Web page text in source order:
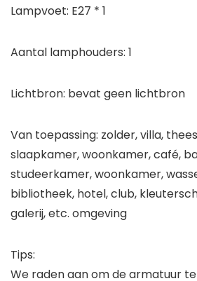
Lampvoet: E27 * 1
Aantal lamphouders: 1
Lichtbron: bevat geen lichtbron
Van toepassing: zolder, villa,
slaapkamer, woonkamer, café,
studeerkamer, woonkamer,
bibliotheek, hotel, club,
galerij, etc. omgeving
Tips:
We raden aan om de armatuur